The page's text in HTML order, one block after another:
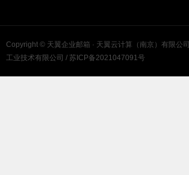
Copyright © 天翼企业邮箱 · 天翼云计算（南京）有限公司
工业技术有限公司 / 苏ICP备2021047091号